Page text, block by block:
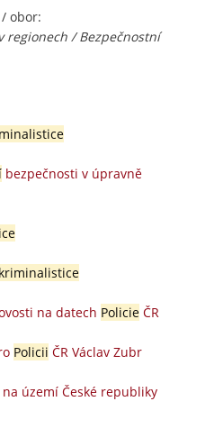
obor:
regionech / Bezpečnostní
bezpečnosti v úpravně
kriminalistice
na datech PolicieČR
Policii ČR Václav Zubr
území České republiky